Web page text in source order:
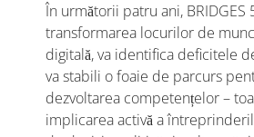
În următorii patru ani, BRIDGES
transformarea locurilor de
digitală, va identifica deficitele
va stabili o foaie de parcurs
dezvoltarea competențelor –
implicarea activă a